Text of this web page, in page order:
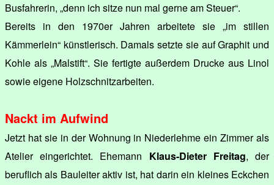
Busfahrerin, „denn ich sitze nun mal gerne am Steuer“.
Bereits in den 1970er Jahren arbeitete sie „im stillen
Kämmerlein“ künstlerisch. Damals setzte sie auf Graphit und
Kohle als „Malstift“. Sie fertigte außerdem Drucke aus Linol
sowie eigene Holzschnitzarbeiten.
Nackt im Aufwind
Jetzt hat sie in der Wohnung in Niederlehme ein Zimmer als
Atelier eingerichtet. Ehemann Klaus-Dieter Freitag, der
beruflich als Bauleiter aktiv ist, hat darin ein kleines Eckchen